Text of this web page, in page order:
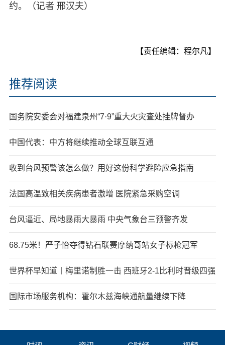
约。（记者 邢汉夫）
【责任编辑：程尔凡】
推荐阅读
国务院安委会对福建泉州“7·9”重大火灾查处挂牌督办
中国代表：中方将继续推动全球互联互通
收到台风预警该怎么做？用好这份科学避险应急指南
法国高温致相关疾病患者激增 医院紧急采购空调
台风逼近、局地暴雨大暴雨 中央气象台三预警齐发
68.75米！严子怡夺得钻石联赛摩纳哥站女子标枪冠军
世界杯早知道丨梅里诺制胜一击 西班牙2-1比利时晋级四强
国际市场服务机构：霍尔木兹海峡通航量继续下降